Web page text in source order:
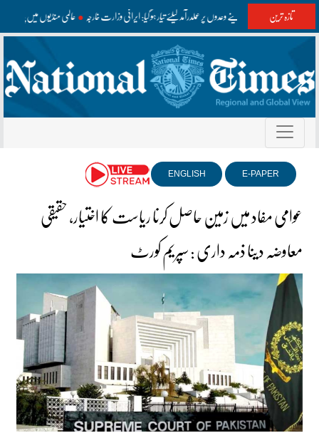
تازہ ترین امریکا دوبارہ اپنے وعدوں پر عملدرآمد کیلئے تیار ہو گیا: ایرانی وزارت خارجہ عالمی منڈیوں میں
E-PAPER
ENGLISH
عوامی مفاد میں زمین حاصل کرنا ریاست کا اختیار، حقیقی
معاوضہ دینا ذمہ داری : سپریم کورٹ